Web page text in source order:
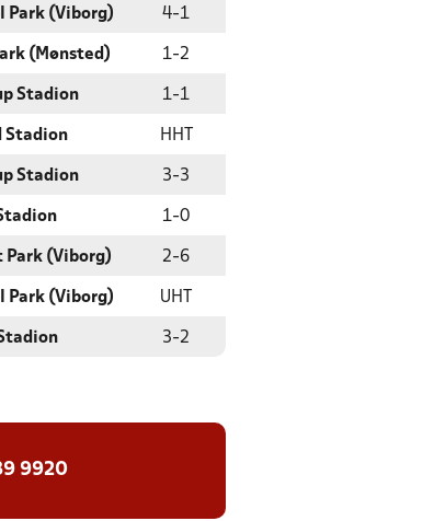
Park (Viborg) 4-1
(Mønsted) 1-2
Stadion 1-1
Stadion HHT
Stadion 3-3
1-0
Park (Viborg) 2-6
Park (Viborg) UHT
3-2
9920